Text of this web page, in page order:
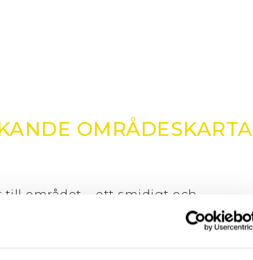
OMRÅDESKARTA
området – ett smidigt och
biljett krävs.